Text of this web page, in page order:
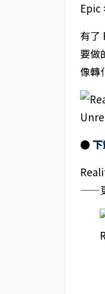
Epic
有了
要做
像轉
●
——